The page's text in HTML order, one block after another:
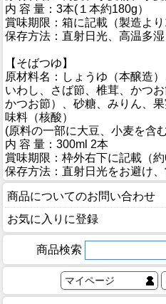
内 容 量：3本(１本約180g）
賞味期限：箱に記載（製造より
保存方法：直射日光、高温多湿
【そばつゆ】
原材料名：しょうゆ（本醸造
いわし、さば節、椎茸、かつ
かつお節）、砂糖、みりん、
味料（核酸）
(原料の一部に大豆、小麦を含む
内 容 量：300ml 2本
賞味期限：枠外右下に記載（約
保存方法：直射日光をお避け、
商品についてのお問い合わせ
お気に入りに登録
商品検索
マイページ